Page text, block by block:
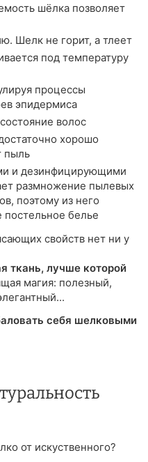
шёлка позволяет
Шелк не горит, а тлеет
под температуру
процессы
эпидермиса
волос
хорошо
пыль
и дезинфицирующими
размножение пылевых
поэтому из него
постельное белье
свойств нет ни у
ткань, лучше которой
магия: полезный,
себя шелковыми
от искуственного?